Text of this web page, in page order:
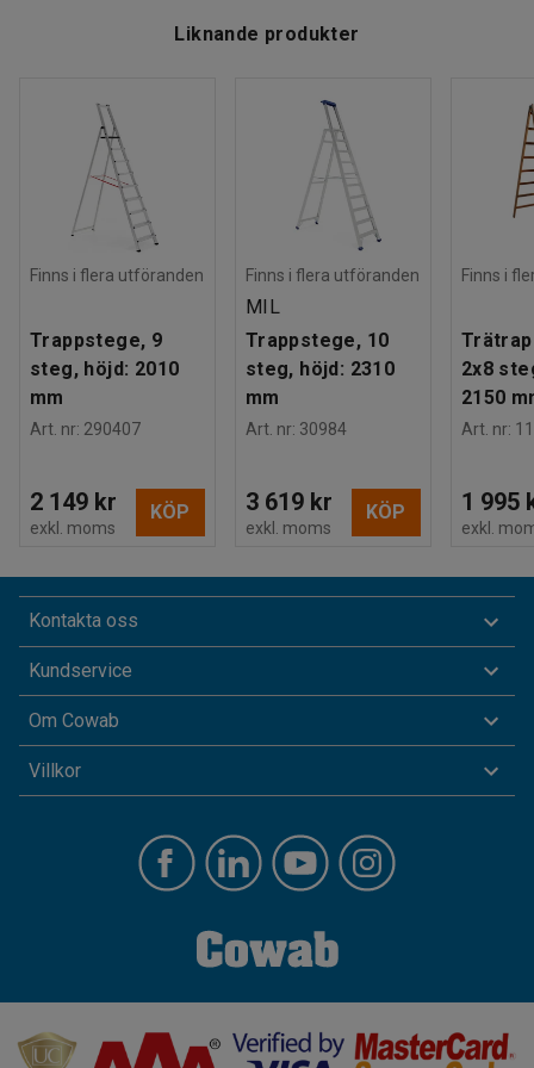
Liknande produkter
Finns i flera utföranden
Trappstege, 9
steg, höjd: 2010
mm
Art. nr: 290407
2 149 kr
exkl. moms
KÖP
Finns i flera utföranden
MIL
Trappstege, 10
steg, höjd: 2310
mm
Art. nr: 30984
3 619 kr
exkl. moms
KÖP
Finns i
2x8
2150
Art. nr:
1 995
exkl.
Kontakta oss
Kundservice
Om Cowab
Villkor